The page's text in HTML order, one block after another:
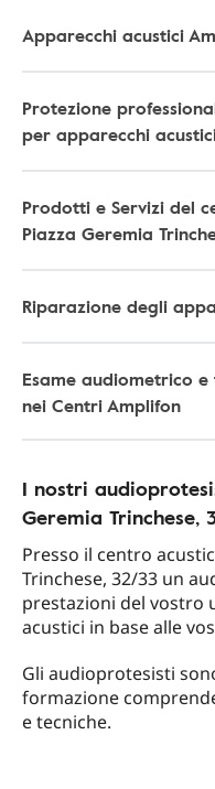
Apparecchi acustici
Protezione
per apparecchi
Prodotti e Servizi del
Piazza Geremia
Riparazione degli
Esame audiometrico
nei Centri Amplifon
I nostri
Geremia Trinchese,
Presso il centro
Trinchese, 32/33 un
prestazioni del vostro
acustici in base alle
Gli audioprotesisti
formazione
e tecniche.